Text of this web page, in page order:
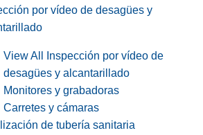
por vídeo de desagües y
View All Inspección por vídeo de
desagües y alcantarillado
Monitores y grabadoras
Carretes y cámaras
de tubería sanitaria